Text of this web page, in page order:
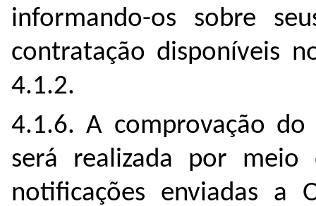
informando-os sobre
contratação disponíveis
4.1.2.
4.1.6. A comprovação
será realizada por meio
notificações enviadas a